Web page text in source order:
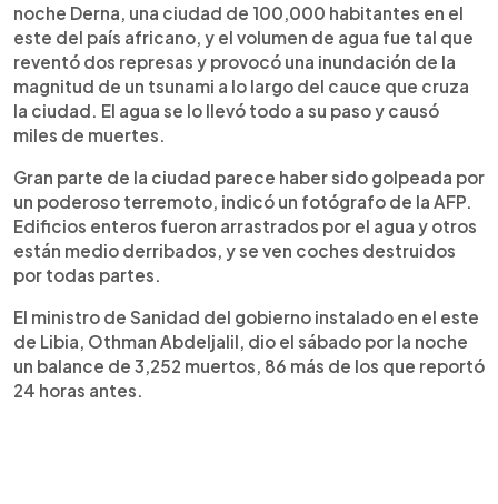
noche Derna, una ciudad de 100,000 habitantes en el
este del país africano, y el volumen de agua fue tal que
reventó dos represas y provocó una inundación de la
magnitud de un tsunami a lo largo del cauce que cruza
la ciudad. El agua se lo llevó todo a su paso y causó
miles de muertes.
Gran parte de la ciudad parece haber sido golpeada por
un poderoso terremoto, indicó un fotógrafo de la AFP.
Edificios enteros fueron arrastrados por el agua y otros
están medio derribados, y se ven coches destruidos
por todas partes.
El ministro de Sanidad del gobierno instalado en el este
de Libia, Othman Abdeljalil, dio el sábado por la noche
un balance de 3,252 muertos, 86 más de los que reportó
24 horas antes.